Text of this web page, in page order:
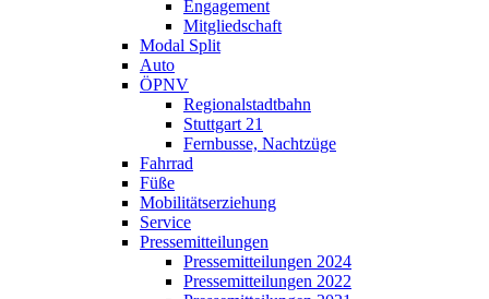
Engagement
Mitgliedschaft
Modal Split
Auto
ÖPNV
Regionalstadtbahn
Stuttgart 21
Fernbusse, Nachtzüge
Fahrrad
Füße
Mobilitätserziehung
Service
Pressemitteilungen
Pressemitteilungen 2024
Pressemitteilungen 2022